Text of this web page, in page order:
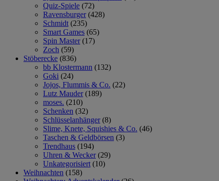
Quiz-Spiele (72)
Ravensburger (428)
Schmidt (235)
Smart Games (65)
Spin Master (17)
Zoch (59)
Stöberecke (836)
bb Klostermann (132)
Goki (24)
Jojos, Flummis & Co. (22)
Lutz Mauder (189)
moses. (210)
Schenken (32)
Schlüsselanhänger (8)
Slime, Knete, Squishies & Co. (46)
Taschen & Geldbörsen (3)
Trendhaus (194)
Uhren & Wecker (29)
Unkategorisiert (10)
Weihnachten (158)